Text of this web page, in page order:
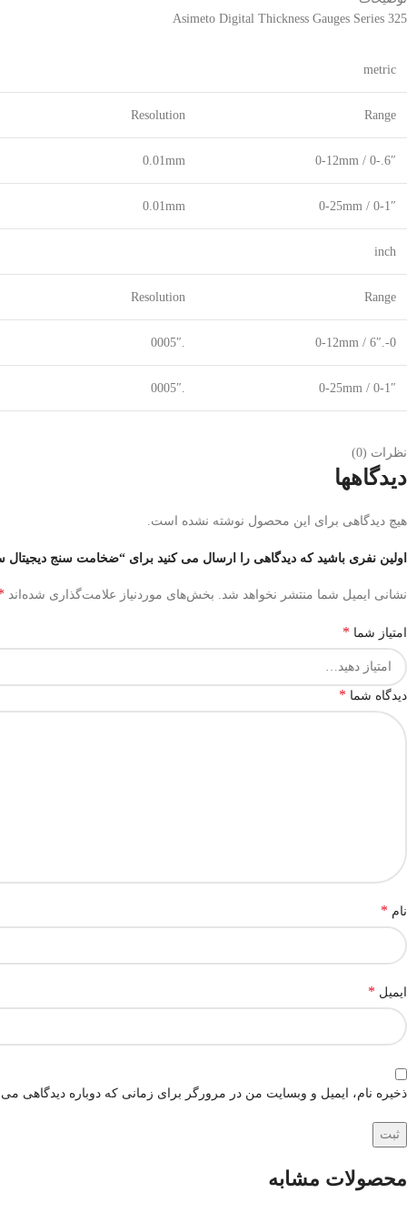
Asimeto Digital Thickness Gauges Series 325
metric
Range
Resolution
0-12mm / 0-.6″
0.01mm
0-25mm / 0-1″
0.01mm
inch
Range
Resolution
0-.6″ / 0-12mm
.0005″
0-1″ / 0-25mm
.0005″
نظرات (0)
دیدگاهها
هیچ دیدگاهی برای این محصول نوشته نشده است.
اولین نفری باشید که دیدگاهی را ارسال می کنید برای “ضخامت سنج دیجیتال سری 325
نشانی ایمیل شما منتشر نخواهد شد. بخش‌های موردنیاز علامت‌گذاری شده‌اند
امتیاز شما *
دیدگاه شما *
نام *
ایمیل *
ذخیره نام، ایمیل و وبسایت من در مرورگر برای زمانی که دوباره دیدگاهی
محصولات مشابه